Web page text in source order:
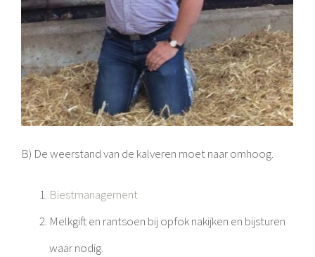
B) De weerstand van de kalveren moet naar omhoog.
Biestmanagement
Melkgift en rantsoen bij opfok nakijken en bijsturen
waar nodig.